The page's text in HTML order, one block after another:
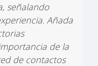
señalando
Añada
de la
de contactos